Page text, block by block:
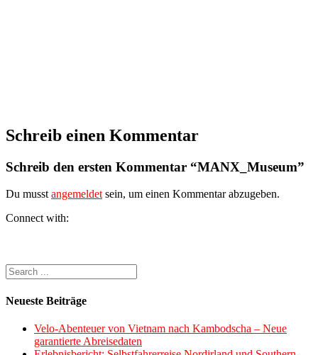
Schreib einen Kommentar
Schreib den ersten Kommentar “MANX_Museum”
Du musstangemeldetsein, um einen Kommentar abzugeben.
Connect with:
Neueste Beiträge
Velo-Abenteuer von Vietnam nach Kambodscha – Neue
garantierte Abreisedaten